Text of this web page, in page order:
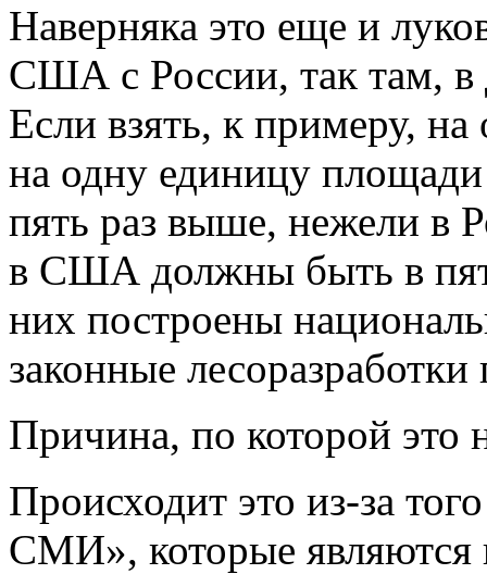
Наверняка это еще и
США с России, так там, в
Если взять, к примеру, на
на одну единицу площади
пять раз выше, нежели в
в США должны быть в
них построены
законные
Причина, по которой это
Происходит это из-за
СМИ», которые являются